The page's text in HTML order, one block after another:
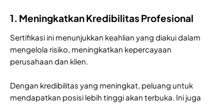
1. Meningkatkan Kredibilitas Profesional
Sertifikasi ini menunjukkan keahlian yang diakui dalam
mengelola risiko, meningkatkan kepercayaan
perusahaan dan klien.
Dengan kredibilitas yang meningkat, peluang untuk
mendapatkan posisi lebih tinggi akan terbuka. Ini juga